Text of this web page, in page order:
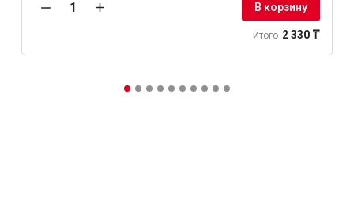
В корзину
Итого 2 330 ₸